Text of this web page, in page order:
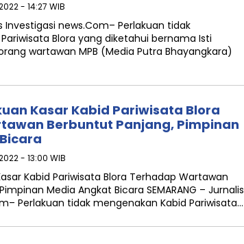
- 14:27 WIB
Investigasi news.Com– Perlakuan tidak
Blora yang diketahui bernama Isti
wartawan MPB (Media Putra Bhayangkara)
Kasar Kabid Pariwisata Blora
Berbuntut Panjang, Pimpinan
- 13:00 WIB
Kabid Pariwisata Blora Terhadap Wartawan
Media Angkat Bicara SEMARANG – Jurnalis
Perlakuan tidak mengenakan Kabid Pariwisata…